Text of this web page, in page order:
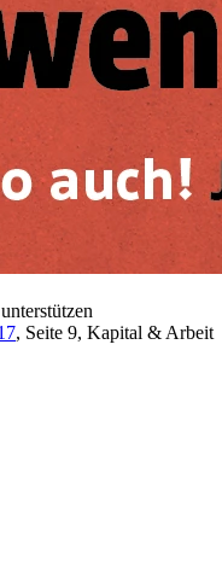
unterstützen
, Seite 9, Kapital & Arbeit